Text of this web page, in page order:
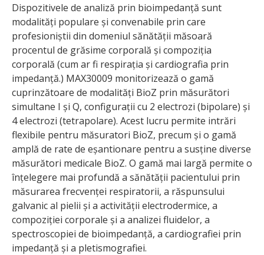
Dispozitivele de analiză prin bioimpedanță sunt
modalități populare și convenabile prin care
profesioniștii din domeniul sănătății măsoară
procentul de grăsime corporală și compoziția
corporală (cum ar fi respirația și cardiografia prin
impedanță.) MAX30009 monitorizează o gamă
cuprinzătoare de modalități BioZ prin măsurători
simultane I și Q, configurații cu 2 electrozi (bipolare) și
4 electrozi (tetrapolare). Acest lucru permite intrări
flexibile pentru măsuratori BioZ, precum și o gamă
amplă de rate de eșantionare pentru a susține diverse
măsurători medicale BioZ. O gamă mai largă permite o
înțelegere mai profundă a sănătății pacientului prin
măsurarea frecvenței respiratorii, a răspunsului
galvanic al pielii și a activității electrodermice, a
compoziției corporale și a analizei fluidelor, a
spectroscopiei de bioimpedanță, a cardiografiei prin
impedanță și a pletismografiei.